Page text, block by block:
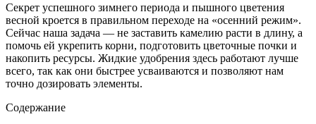
Секрет успешного зимнего периода и пышного цветения
весной кроется в правильном переходе на «осенний режим».
Сейчас наша задача — не заставить камелию расти в длину, а
помочь ей укрепить корни, подготовить цветочные почки и
накопить ресурсы. Жидкие удобрения здесь работают лучше
всего, так как они быстрее усваиваются и позволяют нам
точно дозировать элементы.
Содержание